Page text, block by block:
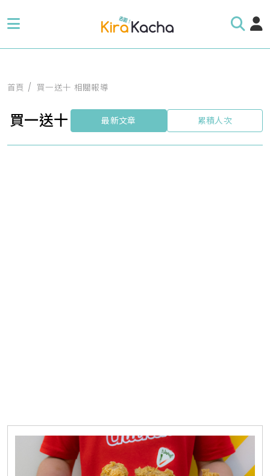
首頁 買一送十 相關報導
買一送十 最新文章 累積人次